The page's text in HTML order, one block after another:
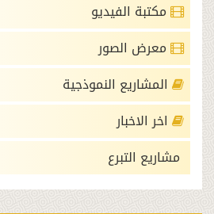
النموذجية